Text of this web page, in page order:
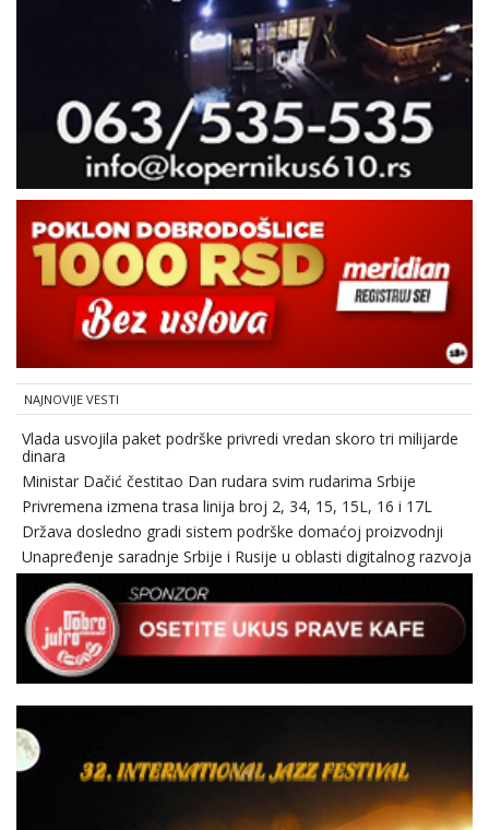
NAJNOVIJE VESTI
Vlada usvojila paket podrške privredi vredan skoro tri milijarde
dinara
Ministar Dačić čestitao Dan rudara svim rudarima Srbije
Privremena izmena trasa linija broj 2, 34, 15, 15L, 16 i 17L
Država dosledno gradi sistem podrške domaćoj proizvodnji
Unapređenje saradnje Srbije i Rusije u oblasti digitalnog razvoja